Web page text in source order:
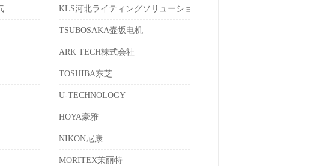
KLS河北ライティングソリューションズ
TSUBOSAKA壶坂电机
ARK TECH株式会社
TOSHIBA东芝
U-TECHNOLOGY
HOYA豪雅
NIKON尼康
MORITEX茉丽特